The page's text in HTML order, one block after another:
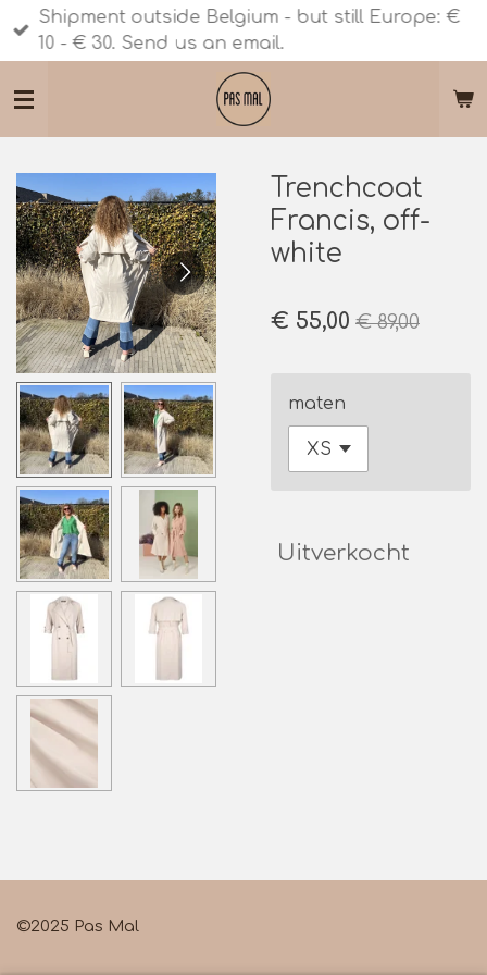
Ga
direct
de
Shipment outside Belgium - but still Europe: €
10 - € 30. Send us an email.
Trenchcoat
Francis, off-
white
€ 55,00 € 89,00
maten
Uitverkocht
©2025 Pas Mal